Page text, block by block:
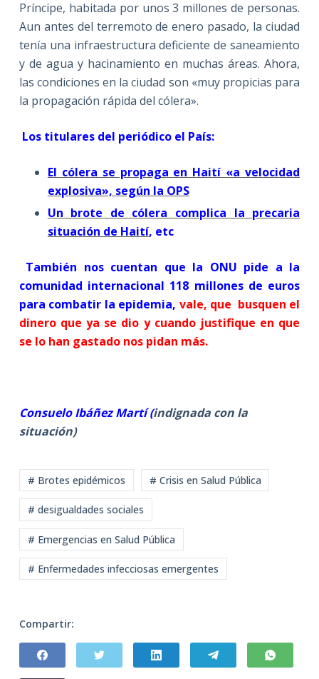
Príncipe, habitada por unos 3 millones de personas.
Aun antes del terremoto de enero pasado, la ciudad
tenía una infraestructura deficiente de saneamiento
y de agua y hacinamiento en muchas áreas. Ahora,
las condiciones en la ciudad son «muy propicias para
la propagación rápida del cólera».
Los titulares del periódico el País:
El cólera se propaga en Haití «a velocidad
explosiva», según la OPS
Un brote de cólera complica la precaria
situación de Haití, etc
También nos cuentan que la ONU pide a la
comunidad internacional 118 millones de euros
para combatir la epidemia, vale, que busquen el
dinero que ya se dio y cuando justifique en que
se lo han gastado nos pidan más.
Consuelo Ibáñez Martí (indignada con la
situación)
# Brotes epidémicos # Crisis en Salud Pública
# desigualdades sociales
# Emergencias en Salud Pública
# Enfermedades infecciosas emergentes
Compartir: